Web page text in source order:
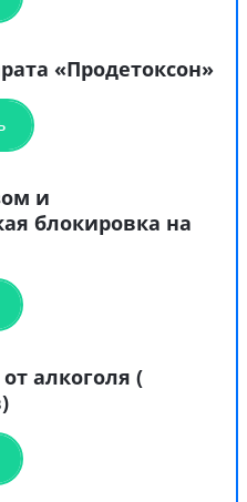
«Продетоксон»
и
блокировка на
алкоголя (